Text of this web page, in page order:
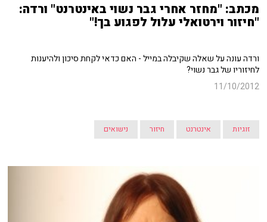
מכתב: "מחזר אחרי גבר נשוי באינטרנט" ורדה:
"חיזור וירטואלי עלול לפגוע בך!"
ורדה עונה על שאלה שקיבלה במייל - האם כדאי לקחת סיכון ולהיענות
לחיזוריו של גבר נשוי?
11/10/2012
זוגיות אינטרנט חיזור נישואים